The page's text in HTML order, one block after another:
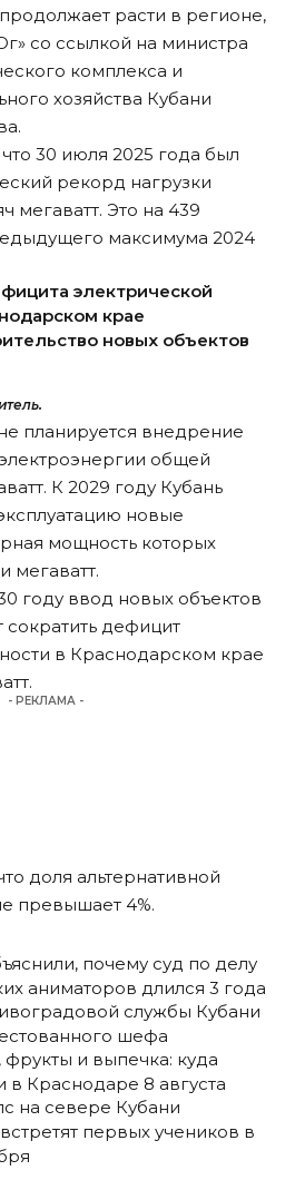
расти в регионе,
» со ссылкой на министра
комплекса и
хозяйства Кубани
30 июля 2025 года был
рекорд нагрузки
мегаватт. Это на 439
максимума 2024
электрической
крае
новых объектов
планируется внедрение
общей
К 2029 году Кубань
новые
мощность которых
мегаватт.
году ввод новых объектов
сократить дефицит
в Краснодарском крае
- РЕКЛАМА -
доля альтернативной
превышает 4%.
почему суд по делу
аниматоров длился 3 года
службы Кубани
шефа
и выпечка: куда
в Краснодаре 8 августа
на севере Кубани
первых учеников в